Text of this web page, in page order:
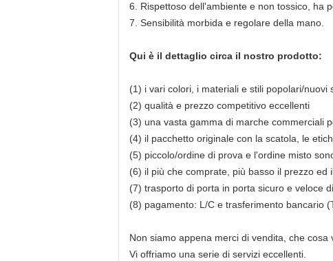
6. Rispettoso dell'ambiente e non tossico, ha
7. Sensibilità morbida e regolare della mano.
Qui è il dettaglio circa il nostro prodotto:
(1) i vari colori, i materiali e stili popolari/nuovi
(2) qualità e prezzo competitivo eccellenti
(3) una vasta gamma di marche commerciali
(4) il pacchetto originale con la scatola, le
(5) piccolo/ordine di prova e l'ordine misto
(6) il più che comprate, più basso il prezzo ed
(7) trasporto di porta in porta sicuro e veloce
(8) pagamento: L/C e trasferimento bancario
Non siamo appena merci di vendita, che cosa
Vi offriamo una serie di servizi eccellenti.